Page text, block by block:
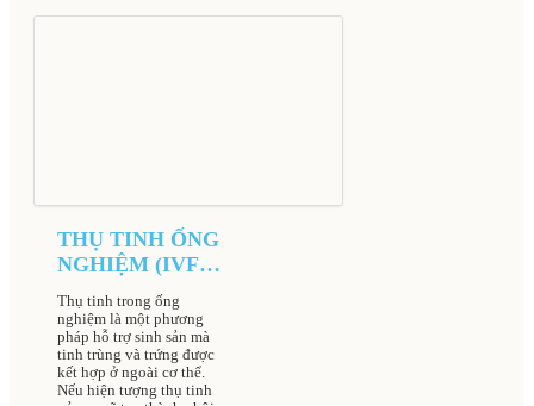
THỤ TINH ỐNG
NGHIỆM (IVF)
TẠI BỆNH VIỆN
NAM HỌC VÀ
HIẾM MUỘN
HÀ NỘI
Thụ tinh trong ống
nghiệm là một phương
pháp hỗ trợ sinh sản mà
tinh trùng và trứng được
kết hợp ở ngoài cơ thể.
Nếu hiện tượng thụ tinh